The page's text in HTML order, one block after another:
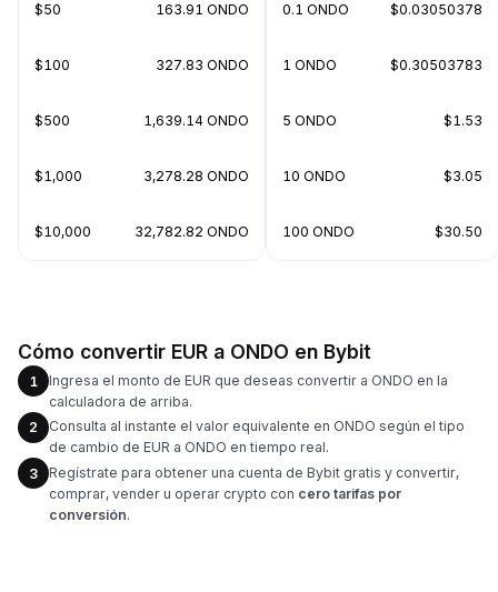
$50 163.91 ONDO
$100 327.83 ONDO
$500 1,639.14 ONDO
$1,000 3,278.28 ONDO
$10,000 32,782.82 ONDO
0.1 ONDO $0.03050378
1 ONDO $0.30503783
5 ONDO $1.53
10 ONDO $3.05
100 ONDO $30.50
Cómo convertir EUR a ONDO en Bybit
1
Ingresa el monto de EUR que deseas convertir a ONDO en la
calculadora de arriba.
2
Consulta al instante el valor equivalente en ONDO según el tipo
de cambio de EUR a ONDO en tiempo real.
3
Regístrate para obtener una cuenta de Bybit gratis y convertir,
comprar, vender u operar crypto con cero tarifas por
conversión.